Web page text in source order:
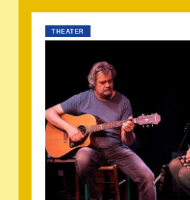
THEATER